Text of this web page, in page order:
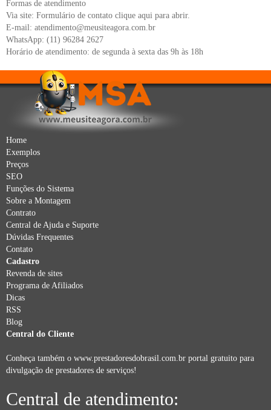
Formas de atendimento
Via site: Formulário de contato clique aqui para abrir.
E-mail: atendimento@meusiteagora.com.br
WhatsApp: (11) 96284 2627
Horário de atendimento: de segunda à sexta das 9h às 18h
Home
Exemplos
Preços
SEO
Funções do Sistema
Sobre a Montagem
Contrato
Central de Ajuda e Suporte
Dúvidas Frequentes
Contato
Cadastro
Revenda de sites
Programa de Afiliados
Dicas
RSS
Blog
Central do Cliente
Conheça também o www.prestadoresdobrasil.com.br portal gratuito para
divulgação de prestadores de serviços!
Central de atendimento: